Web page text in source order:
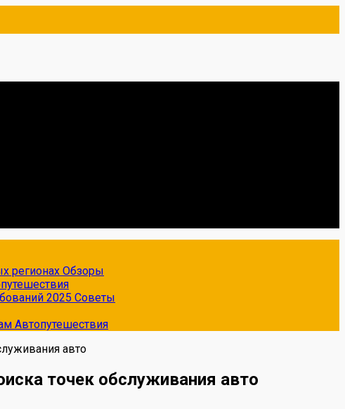
регионах Обзоры
2025 Советы
Автопутешествия
авто
точек обслуживания авто